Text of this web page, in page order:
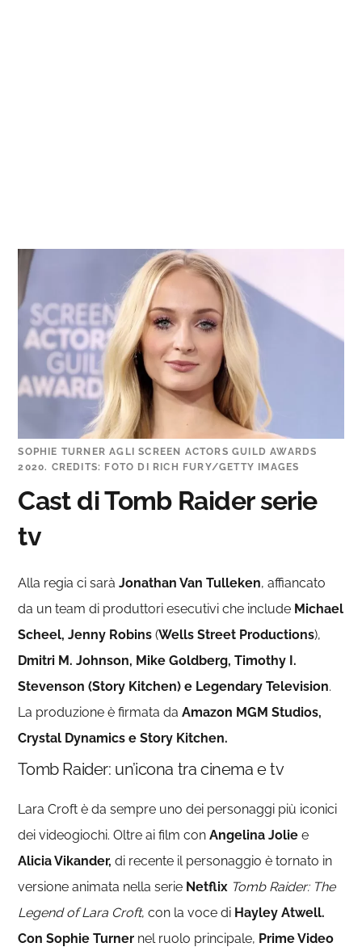
SOPHIE TURNER AGLI SCREEN ACTORS GUILD AWARDS
2020. CREDITS: FOTO DI RICH FURY/GETTY IMAGES
Cast di Tomb Raider serie
tv
Alla regia ci saràJonathan Van Tulleken, affiancato
da un team di produttori esecutivi che include Michael
Scheel, Jenny Robins (Wells Street Productions),
Dmitri M. Johnson, Mike Goldberg, Timothy I.
Stevenson (Story Kitchen) e Legendary Television.
La produzione è firmata daAmazon MGM Studios,
Crystal Dynamics e Story Kitchen.
Tomb Raider: un’icona tra cinema e tv
Lara Croft è da sempre uno dei personaggi più iconici
dei videogiochi. Oltre ai film conAngelina Jolie e
Alicia Vikander, di recente il personaggio è tornato in
versione animata nella serie Netflix Tomb Raider: The
Legend of Lara Croft, con la voce di Hayley Atwell.
Con Sophie Turner nel ruolo principale, Prime Video